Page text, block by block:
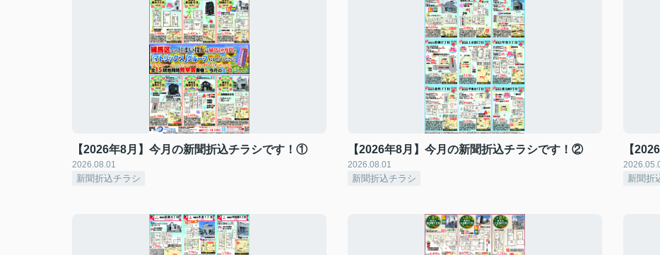
【2026年8月】今月の新聞折込チラシです！①
2026.08.01
新聞折込チラシ
【2026年8月】今月の新聞折込チラシです！②
2026.08.01
新聞折込チラシ
【
新聞折